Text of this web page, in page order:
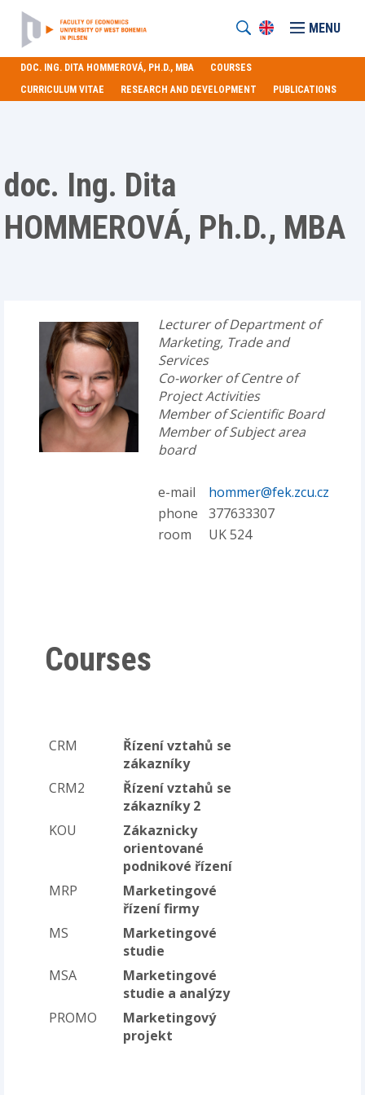
MENU
DOC. ING. DITA HOMMEROVÁ, PH.D., MBA
COURSES
CURRICULUM VITAE
RESEARCH AND DEVELOPMENT PUBLICATIONS
doc. Ing. Dita
HOMMEROVÁ, Ph.D., MBA
Lecturer of Department of
Marketing, Trade and
Services
Co-worker of Centre of
Project Activities
Member of Scientific Board
Member of Subject area
board
e-mail
hommer@fek.zcu.cz
phone
377633307
room
UK 524
Courses
CRM
Řízení vztahů se
zákazníky
CRM2
Řízení vztahů se
zákazníky 2
KOU
Zákaznicky
orientované
podnikové řízení
MRP
Marketingové
řízení firmy
MS
Marketingové
studie
MSA
Marketingové
studie a analýzy
PROMO
Marketingový
projekt